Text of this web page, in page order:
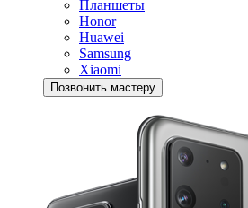
Планшеты
Honor
Huawei
Samsung
Xiaomi
Позвонить мастеру